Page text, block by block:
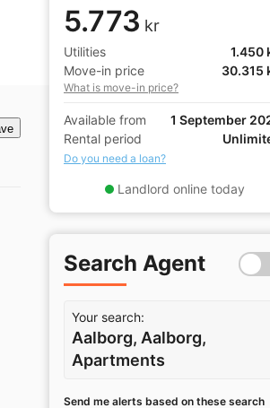
5.773 kr
Utilities
1.450
Move-in price
30.315
What is move-in price?
Available from
1 September
Rental period
Do you need a loan?
Landlord online today
Search Agent
Your search:
Aalborg, Aalborg,
Apartments
Send me alerts based on these search